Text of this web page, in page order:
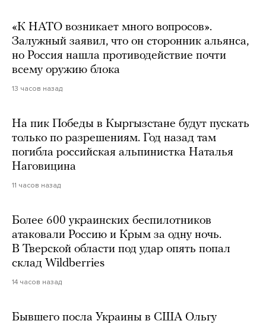
«К НАТО возникает много вопросов».
Залужный заявил, что он сторонник альянса,
но Россия нашла противодействие почти
всему оружию блока
13 часов назад
На пик Победы в Кыргызстане будут пускать
только по разрешениям. Год назад там
погибла российская альпинистка Наталья
Наговицина
11 часов назад
Более 600 украинских беспилотников
атаковали Россию и Крым за одну ночь.
В Тверской области под удар опять попал
склад Wildberries
14 часов назад
Бывшего посла Украины в США Ольгу